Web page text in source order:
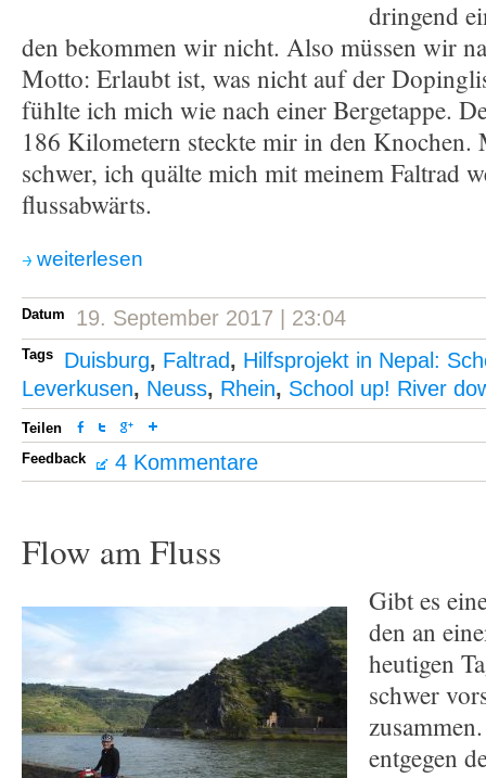
dringend
den bekommen wir nicht. Also müssen wir
Motto: Erlaubt ist, was nicht auf der
fühlte ich mich wie nach einer Bergetappe.
186 Kilometern steckte mir in den Knochen.
schwer, ich quälte mich mit meinem Faltrad
flussabwärts.
weiterlesen
Datum 19. September 2017 | 23:04
Tags Duisburg, Faltrad, Hilfsprojekt in Nepal:
Leverkusen, Neuss, Rhein, School up! River
Teilen
Feedback
4 Kommentare
Flow am Fluss
Gibt es
den an
heutigen
schwer
entgegen